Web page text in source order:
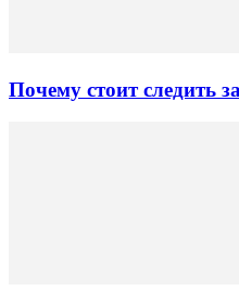
Почему стоит следить